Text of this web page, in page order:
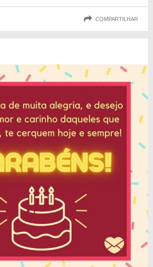
COMPARTILHAR